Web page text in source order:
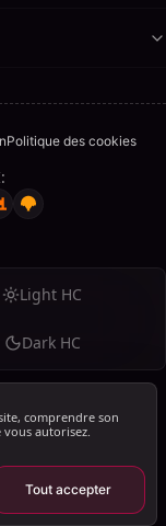
Politique des cookies
:
Light HC
Dark HC
Singapore Business
comprendre son
vous autorisez.
Tout accepter